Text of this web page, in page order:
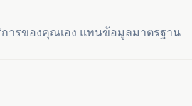
ารของคุณเอง แทนข้อมูลมาตรฐาน